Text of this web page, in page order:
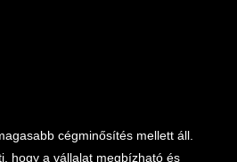
cégminősítés mellett áll.
hogy a vállalat megbízható és